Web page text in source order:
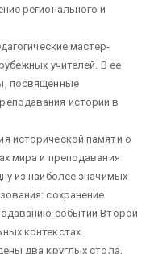
регионального и
мастер-
учителей. В ее
посвященные
истории в
исторической памяти о
мира и преподавания
из наиболее значимых
сохранение
событий Второй
контекстах.
два круглых стола,